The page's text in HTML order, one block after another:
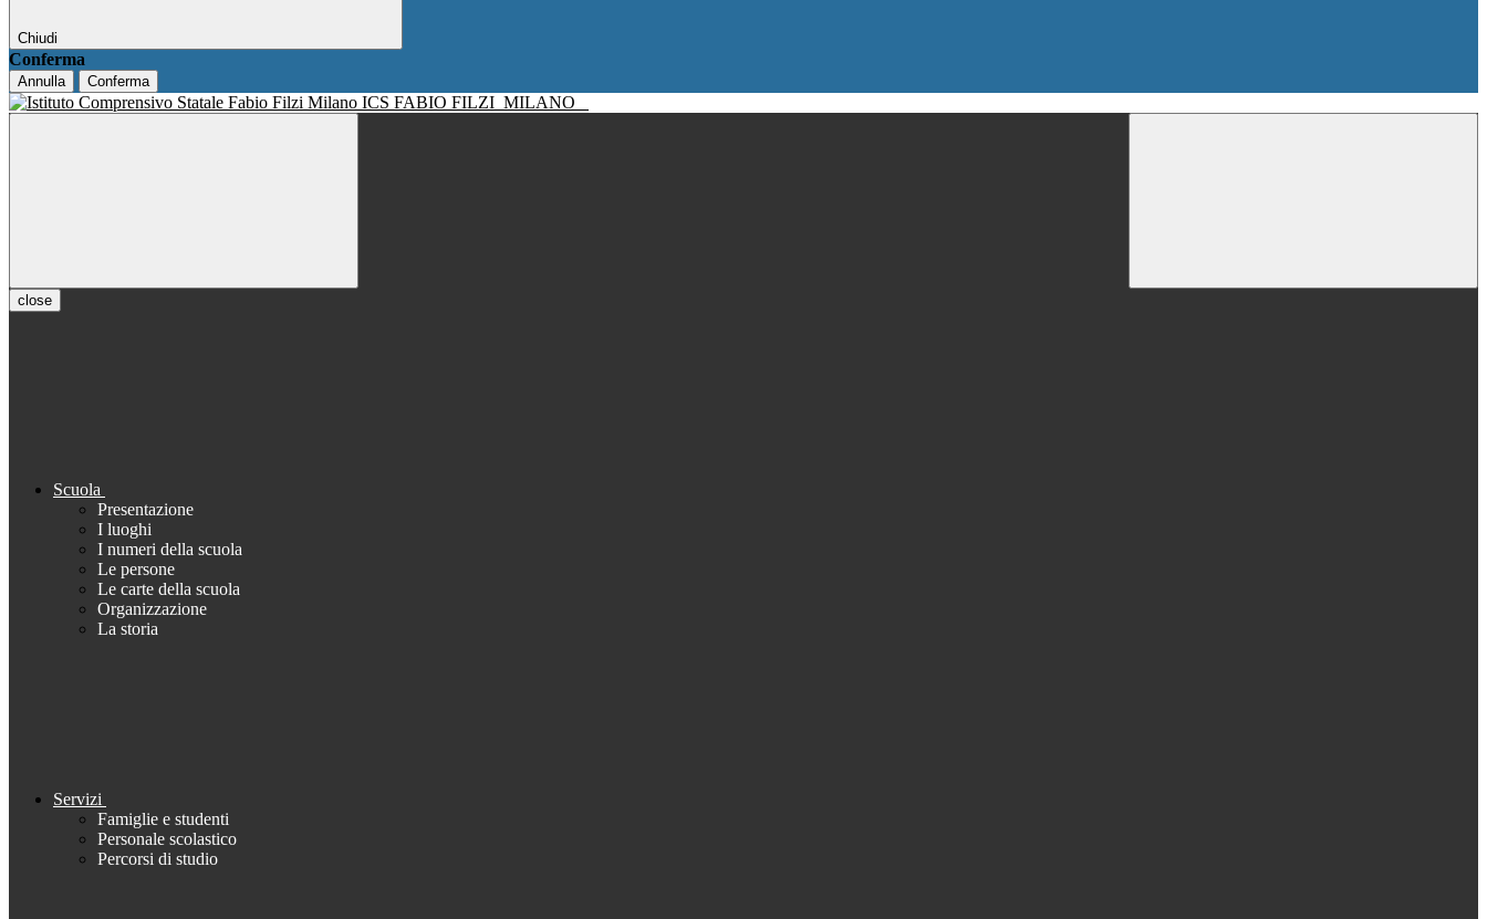
Chiudi
Conferma
Annulla Conferma
ICS FABIO FILZI MILANO
close
Scuola
Presentazione
I luoghi
I numeri della scuola
Le persone
Le carte della scuola
Organizzazione
La storia
Servizi
Famiglie e studenti
Personale scolastico
Percorsi di studio